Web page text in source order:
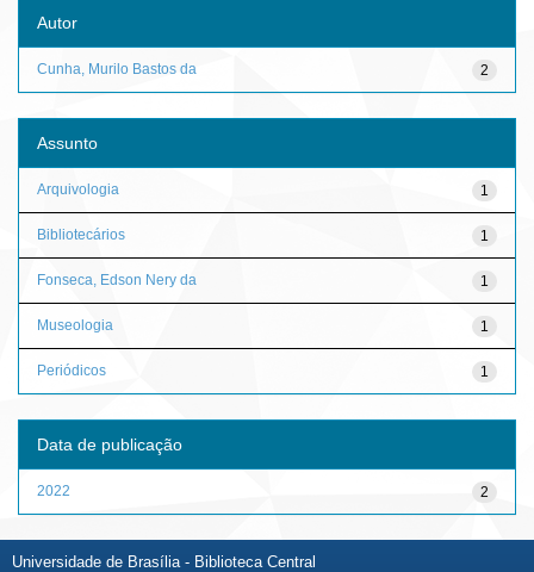
Autor
2
Cunha, Murilo Bastos da
Assunto
1
Arquivologia
1
Bibliotecários
1
Fonseca, Edson Nery da
1
Museologia
1
Periódicos
Data de publicação
2
2022
Universidade de Brasília - Biblioteca Central